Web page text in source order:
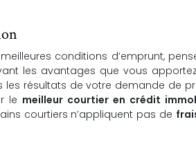
conditions d’emprunt,
les avantages que vous
les résultats de votre demande de
le meilleur courtier en crédit
courtiers n’appliquent pas de